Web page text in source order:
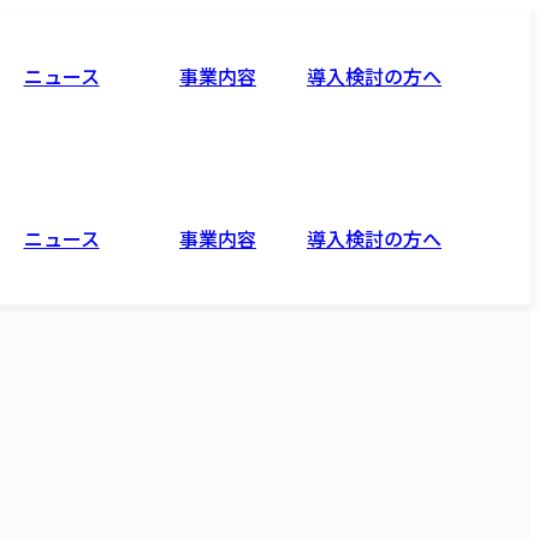
ニュース 事業内容 導入検討の方へ
ニュース 事業内容 導入検討の方へ